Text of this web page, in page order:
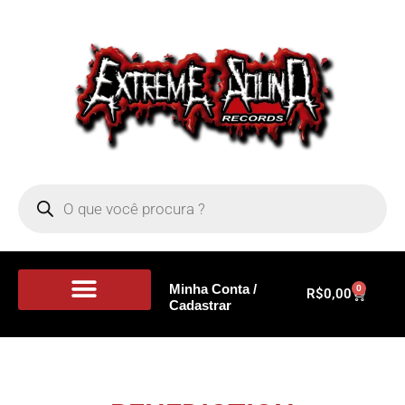
Minha Conta /
Cadastrar
R$0,00 0